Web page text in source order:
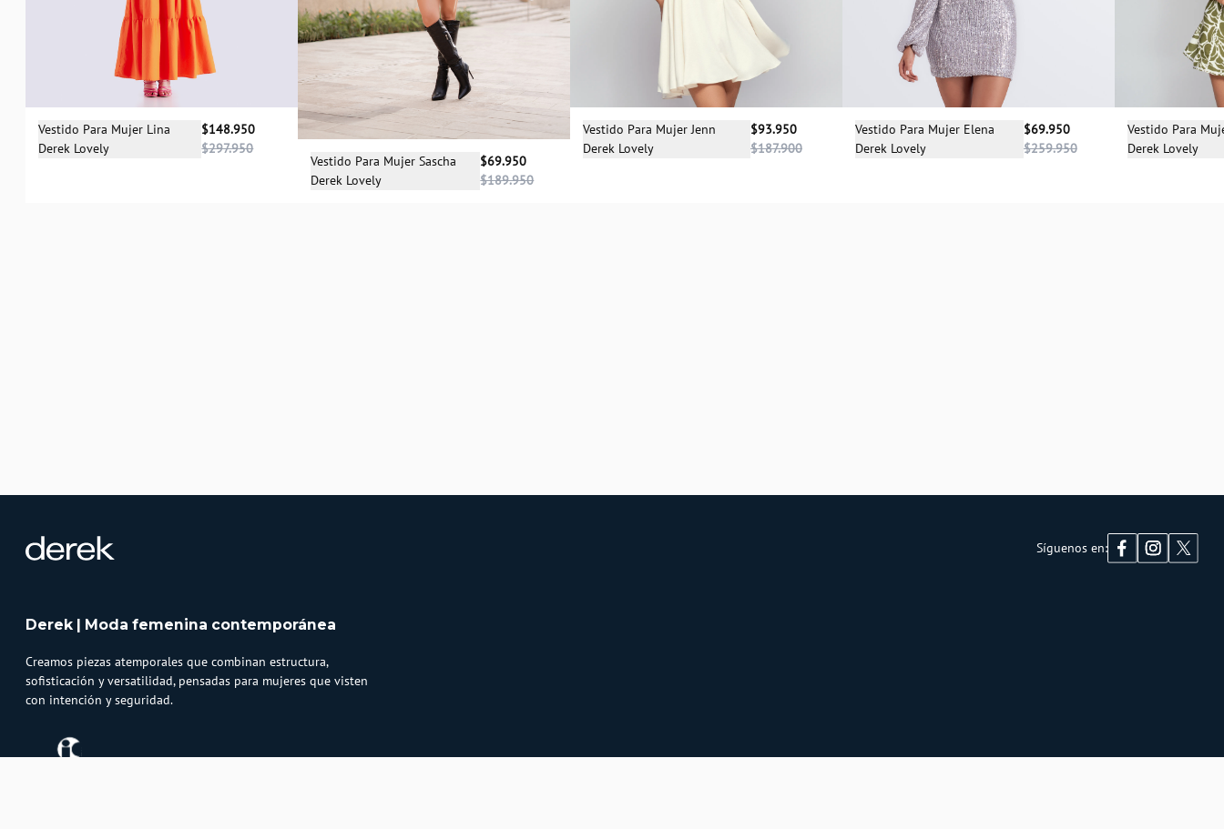
Selecciona una talla
Vestido Para Mujer Lina
Derek Lovely
$148.950
$297.950
Selecciona una talla
Vestido Para Mujer Sascha
Derek Lovely
$69.950
$189.950
Selecciona una talla
Vestido Para Mujer Jenn
Derek Lovely
$93.950
$187.900
Selecciona una talla
Vestido Para Mujer Elena
Derek Lovely
$69.950
$259.950
XS
Vestido Para
Derek Lovely
Síguenos en:
Derek | Moda femenina contemporánea
Creamos piezas atemporales que combinan estructura,
sofisticación y versatilidad, pensadas para mujeres que visten
con intención y seguridad.